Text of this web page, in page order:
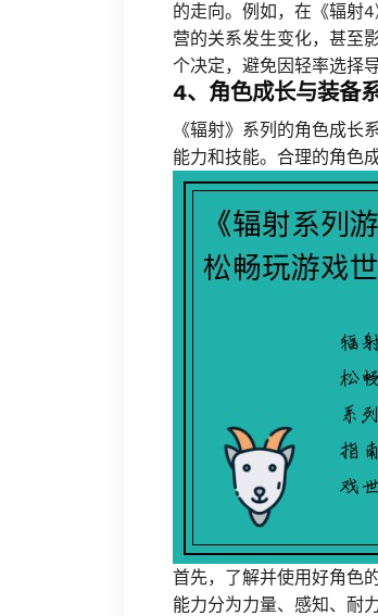
的走向。例如，在《辐射
营的关系发生变化，甚至
个决定，避免因轻率选择
4、角色成长与装备
《辐射》系列的角色成长
能力和技能。合理的角色
首先，了解并使用好角色
能力分为力量、感知、耐